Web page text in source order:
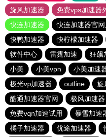
旋风加速器
免费vps加速器
快连加速器
快连加速器官网
快鸭加速器
快柠檬加速器
软件中心
雷霆加速 狂飙
小美
小美vpn 小美加速
极光vp加速器
outline 旋
酷通加速器官网
极风加速器
免费vqn加速试用
暴雪加速
橘子加速器
优途加速器